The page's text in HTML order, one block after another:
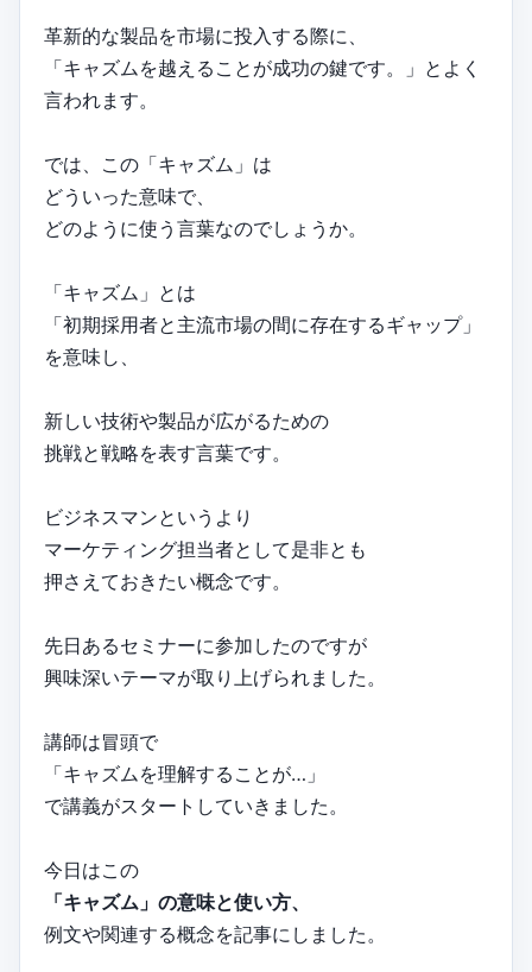
革新的な製品を市場に投入する際に、
「キャズムを越えることが成功の鍵です。」とよく
言われます。
では、この「キャズム」は
どういった意味で、
どのように使う言葉なのでしょうか。
「キャズム」とは
「初期採用者と主流市場の間に存在するギャップ」
を意味し、
新しい技術や製品が広がるための
挑戦と戦略を表す言葉です。
ビジネスマンというより
マーケティング担当者として是非とも
押さえておきたい概念です。
先日あるセミナーに参加したのですが
興味深いテーマが取り上げられました。
講師は冒頭で
「キャズムを理解することが…」
で講義がスタートしていきました。
今日はこの
「キャズム」の意味と使い方、
例文や関連する概念を記事にしました。